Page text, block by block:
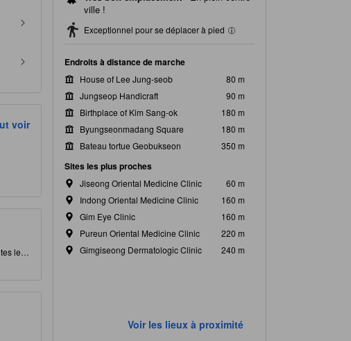
voir
les
des
ville !
Exceptionnel pour se déplacer à pied
Endroits à distance de marche
House of Lee Jung-seob
80 m
Jungseop Handicraft
90 m
Birthplace of Kim Sang-ok
180 m
Byungseonmadang Square
180 m
Bateau tortue Geobukseon
350 m
Sites les plus proches
Jiseong Oriental Medicine Clinic
60 m
Indong Oriental Medicine Clinic
160 m
Gim Eye Clinic
160 m
Pureun Oriental Medicine Clinic
220 m
Gimgiseong Dermatologic Clinic
240 m
Voir les lieux à proximité